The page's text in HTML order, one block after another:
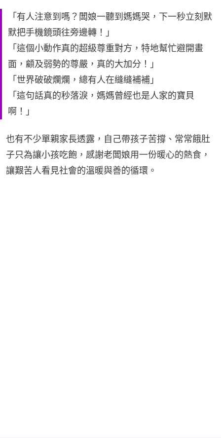
「有人注意到嗎？闆娘一聽到媽媽哭，下一秒立刻默
默把手機鏡頭往旁邊轉！」
「這個小動作真的超級尊重對方，特地幫忙避開畫
面，顧及弱勢的尊嚴，真的大加分！」
「世界破破爛爛，總有人在縫縫補補」
「這句話真的秒落淚，媽媽曾經也是人家的寶貝
啊！」
也有不少單親家長透露，自己帶孩子苦撐、常常餓肚
子只為讓小孩吃飽，感謝老闆娘用一份暖心的熱食，
讓艱苦人看見社會的溫暖與善的循環。